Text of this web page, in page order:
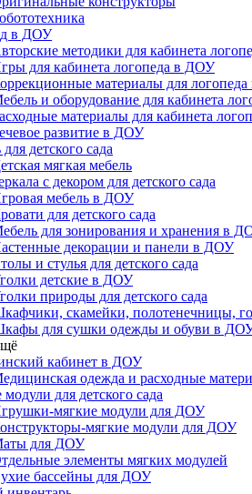
в ДОУ
методики для кабинета
для кабинета логопеда в ДОУ
материалы для
и оборудование для кабинета
материалы для кабинета
развитие в ДОУ
детского сада
мягкая мебель
с декором для детского сада
мебель в ДОУ
для детского сада
для зонирования и хранения в
декорации и панели в ДОУ
и стулья для детского сада
детские в ДОУ
природы для детского сада
скамейки, полотенечницы,
для сушки одежды и обуви в
кабинет в ДОУ
одежда и расходные
для детского сада
мягкие модули для ДОУ
мягкие модули для ДОУ
для ДОУ
элементы мягких модулей
бассейны для ДОУ